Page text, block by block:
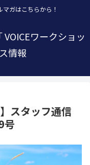
ガはこちらから！
ワークショッ
情報
スタッフ通信
号